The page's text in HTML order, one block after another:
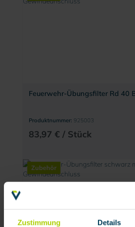
Zustimmung Details
Feuerwehr-Übungsfilter Rd 40
Produktnummer: 925003
83,97 € / Stück
Zubehör